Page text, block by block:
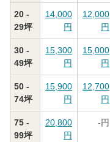
20 -
29坪
14,000
円
12,000
円
30 -
49坪
15,300
円
15,000
円
50 -
74坪
15,900
円
12,700
円
75 -
99坪
20,800
円
-円